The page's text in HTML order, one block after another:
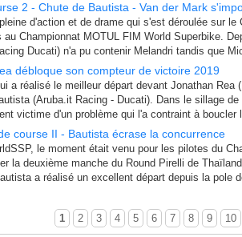
2 - Chute de Bautista - Van der Mark
d'action et de drame qui s'est déroulée sur le
au Championnat MOTUL FIM World Superbike.
Ducati) n'a pu contenir Melandri tandis que
débloque son compteur de victoire 2019
a réalisé le meilleur départ devant Jonathan Rea
(Aruba.it Racing - Ducati). Dans le sillage
victime d'un problème qui l'a contraint à boucler
course II - Bautista écrase la concurrence
le moment était venu pour les pilotes du
la deuxième manche du Round Pirelli de
a réalisé un excellent départ depuis la pole
1 2 3 4 5 6 7 8 9 10